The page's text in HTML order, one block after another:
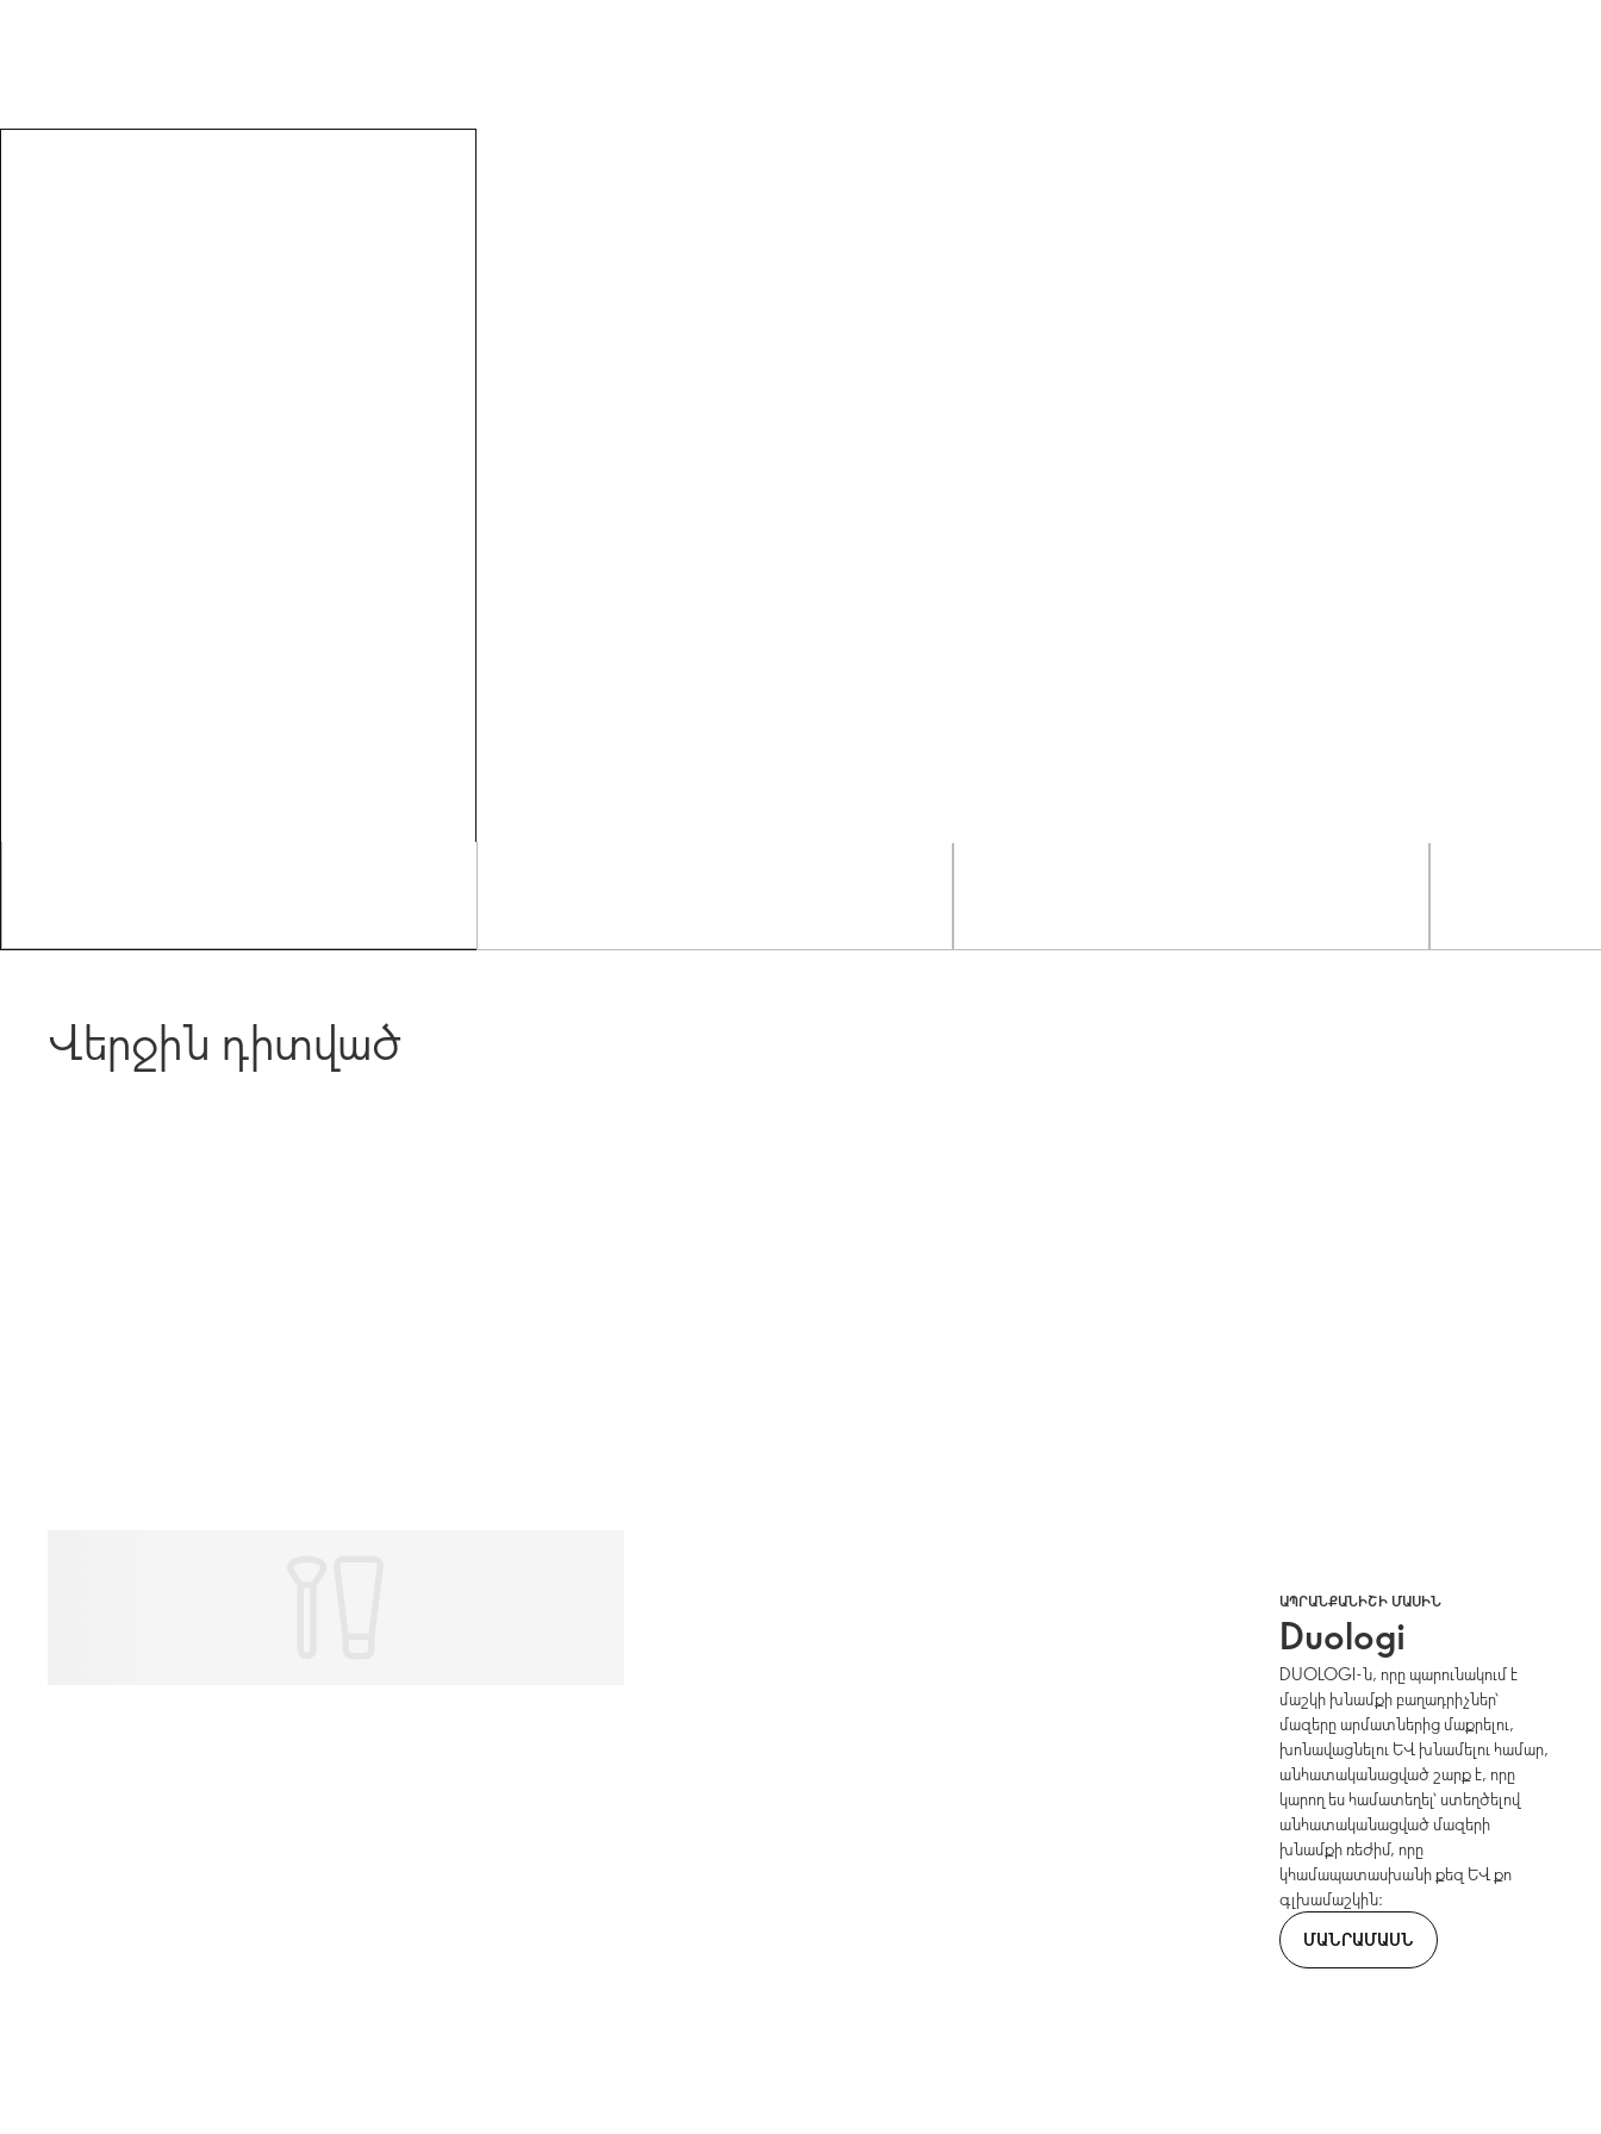
Վերջին դիտված
ԱՊՐԱՆՔԱՆԻՇԻ ՄԱՍԻՆ
Duologi
DUOLOGI-ն, որը պարունակում է
մաշկի խնամքի բաղադրիչներ՝
մազերը արմատներից մաքրելու,
խոնավացնելու և խնամելու համար,
անհատականացված շարք է, որը
կարող ես համատեղել՝ ստեղծելով
անհատականացված մազերի
խնամքի ռեժիմ, որը
կհամապատասխանի քեզ և քո
գլխամաշկին։
ՄԱՆՐԱՄԱՍՆ